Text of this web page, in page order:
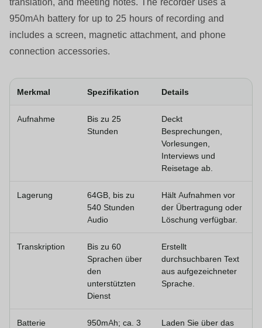
950mAh battery for up to 25 hours of recording and
includes a screen, magnetic attachment, and phone
connection accessories.
Merkmal Spezifikation Details
Aufnahme
Bis zu 25
Stunden
Deckt
Besprechungen,
Vorlesungen,
Interviews und
Reisetage ab.
Lagerung
64GB, bis zu
540 Stunden
Audio
Hält Aufnahmen vor
der Übertragung oder
Löschung verfügbar.
Transkription
Bis zu 60
Sprachen über
den
unterstützten
Dienst
Erstellt
durchsuchbaren Text
aus aufgezeichneter
Sprache.
Batterie
950mAh; ca. 3
Laden Sie über das